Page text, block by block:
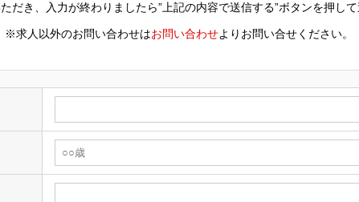
だき、入力が終わりましたら”上記の内容で送信する”ボタンを押し
※求人以外のお問い合わせはお問い合わせよりお問い合せください。